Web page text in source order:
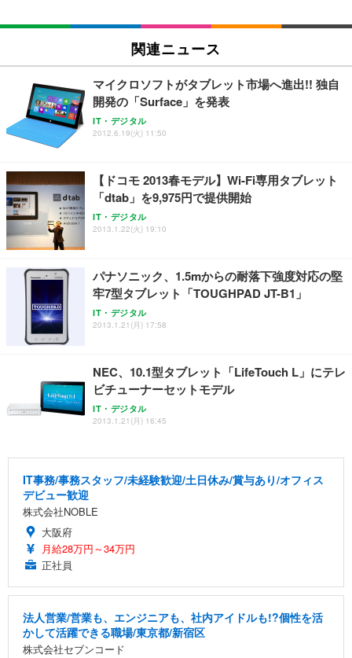
関連ニュース
マイクロソフトがタブレット市場へ進出!! 独自
開発の「Surface」を発表
IT・デジタル
2012.6.19(火) 11:50
【ドコモ 2013春モデル】Wi-Fi専用タブレット
「dtab」を9,975円で提供開始
IT・デジタル
2013.1.22(火) 19:10
パナソニック、1.5mからの耐落下強度対応の堅
牢7型タブレット「TOUGHPAD JT-B1」
IT・デジタル
2013.1.21(月) 17:58
NEC、10.1型タブレット「LifeTouch L」にテレ
ビチューナーセットモデル
IT・デジタル
2013.1.21(月) 16:45
IT事務/事務スタッフ/未経験歓迎/土日休み/賞与あり/オフィス
デビュー歓迎
株式会社NOBLE
大阪府
月給28万円～34万円
正社員
法人営業/営業も、エンジニアも、社内アイドルも!?個性を活
かして活躍できる職場/東京都/新宿区
株式会社セブンコード